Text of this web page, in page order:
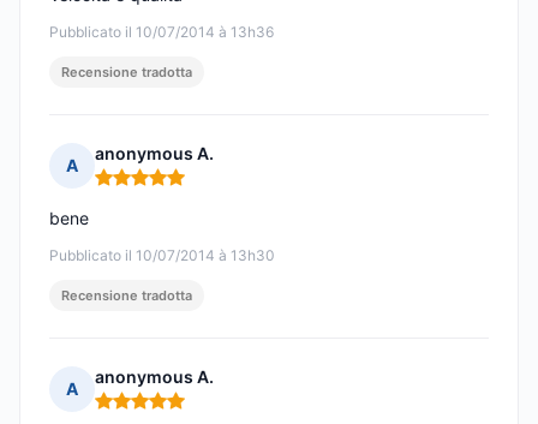
Pubblicato il 10/07/2014 à 13h36
Recensione tradotta
A
anonymous A.
Nota: 5 su 5
Pubblicato il 10/07/2014 à 13h30
bene
Recensione tradotta
A
anonymous A.
Nota: 5 su 5